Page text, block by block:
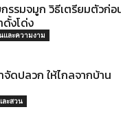
รรมจมูก วิธีเตรียมตัวก่อ
ดั้งโด่ง
และความงาม
จัดปลวก ให้ไกลจากบ้าน
ละสวน